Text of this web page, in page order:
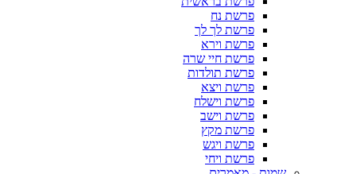
פרשת נח
פרשת לך לך
פרשת וירא
פרשת חיי שרה
פרשת תולדות
פרשת ויצא
פרשת וישלח
פרשת וישב
פרשת מקץ
פרשת ויגש
פרשת ויחי